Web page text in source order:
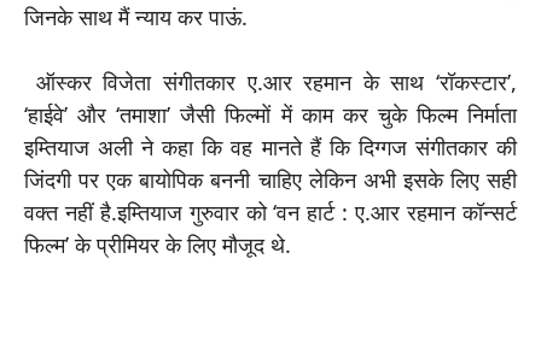
जिनके साथ मैं न्याय कर पाऊं.
ऑस्कर विजेता संगीतकार ए.आर रहमान के साथ ‘रॉकस्टार’,
‘हाईवे’ और ‘तमाशा’ जैसी फिल्मों में काम कर चुके फिल्म निर्माता
इम्तियाज अली ने कहा कि वह मानते हैं कि दिग्गज संगीतकार की
जिंदगी पर एक बायोपिक बननी चाहिए लेकिन अभी इसके लिए सही
वक्त नहीं है.इम्तियाज गुरुवार को ‘वन हार्ट : ए.आर रहमान कॉन्सर्ट
फिल्म’ के प्रीमियर के लिए मौजूद थे.